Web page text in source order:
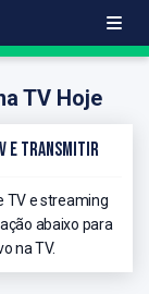
TV Hoje
e Transmitir
TV e streaming
abaixo para
na TV.